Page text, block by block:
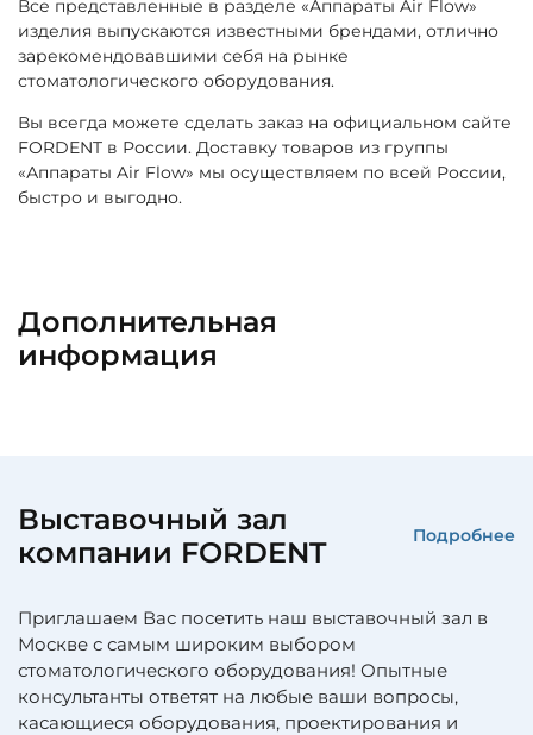
Все представленные в разделе «Аппараты Air Flow»
изделия выпускаются известными брендами, отлично
зарекомендовавшими себя на рынке
стоматологического оборудования.
Вы всегда можете сделать заказ на официальном сайте
FORDENT в России. Доставку товаров из группы
«Аппараты Air Flow» мы осуществляем по всей России,
быстро и выгодно.
Дополнительная
информация
Выставочный зал
компании FORDENT
Подробнее
Приглашаем Вас посетить наш выставочный зал в
Москве с самым широким выбором
стоматологического оборудования! Опытные
консультанты ответят на любые ваши вопросы,
касающиеся оборудования, проектирования и